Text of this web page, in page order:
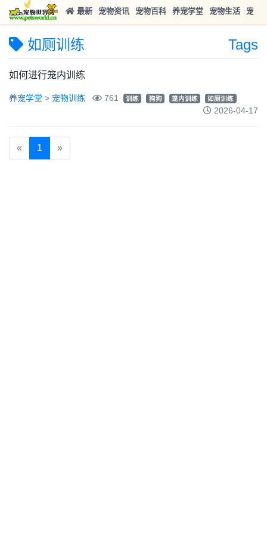
最新 宠物资讯 宠物百科 养宠学堂 宠物生活 宠物
如厕训练 Tags
如何进行笼内训练
养宠学堂 > 宠物训练 761 训练 狗狗 笼内训练 如厕训练
2026-04-17
« 1 »